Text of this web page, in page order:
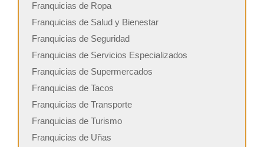
Franquicias de Ropa
Franquicias de Salud y Bienestar
Franquicias de Seguridad
Franquicias de Servicios Especializados
Franquicias de Supermercados
Franquicias de Tacos
Franquicias de Transporte
Franquicias de Turismo
Franquicias de Uñas